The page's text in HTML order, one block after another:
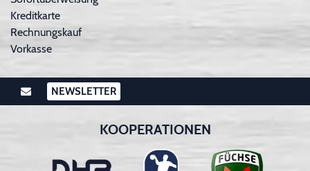
Kreditkarte
Rechnungskauf
Vorkasse
NEWSLETTER
KOOPERATIONEN